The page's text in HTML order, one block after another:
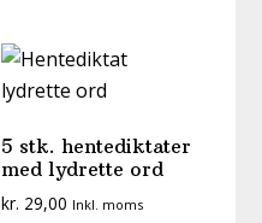
5 stk. hentediktater
med lydrette ord
kr. 29,00 Inkl. moms